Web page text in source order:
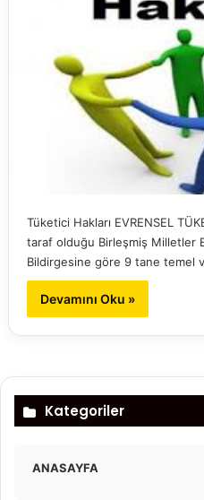
Tüketici Hakları EVRENSEL
taraf olduğu Birleşmiş Milletler
Bildirgesine göre 9 tane temel
Devamını Oku »
Kategoriler
ANASAYFA